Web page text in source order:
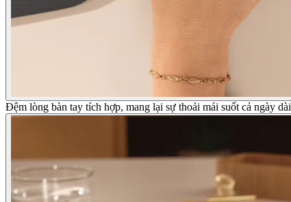
Đệm lòng bàn tay tích hợp, mang lại sự thoải mái suốt cả ngày dài